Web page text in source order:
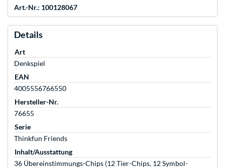
Art.-Nr.: 100128067
Details
Art
Denkspiel
EAN
4005556766550
Hersteller-Nr.
76655
Serie
Thinkfun Friends
Inhalt/Ausstattung
36 Übereinstimmungs-Chips (12 Tier-Chips, 12 Symbol-